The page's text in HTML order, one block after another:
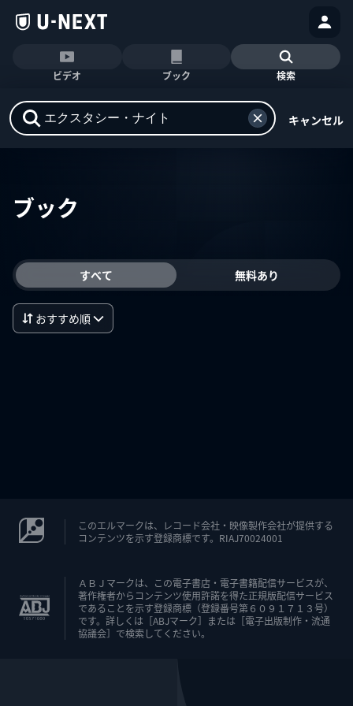
ビデオ ブック 検索
キャンセル
ブック
すべて 無料あり
おすすめ順
このエルマークは、レコード会社・映像製作会社が提供する
コンテンツを示す登録商標です。RIAJ70024001
ＡＢＪマークは、この電子書店・電子書籍配信サービスが、
著作権者からコンテンツ使用許諾を得た正規版配信サービス
であることを示す登録商標（登録番号第６０９１７１３号）
です。詳しくは［ABJマーク］または［電子出版制作・流通
協議会］で検索してください。